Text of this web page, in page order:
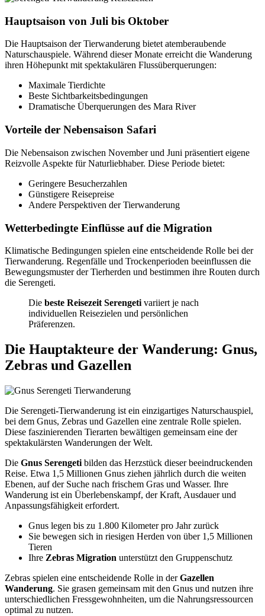
Hauptsaison von Juli bis Oktober
Die Hauptsaison der Tierwanderung bietet atemberaubende
Naturschauspiele. Während dieser Monate erreicht die Wanderung
ihren Höhepunkt mit spektakulären Flussüberquerungen:
Maximale Tierdichte
Beste Sichtbarkeitsbedingungen
Dramatische Überquerungen des Mara River
Vorteile der Nebensaison Safari
Die Nebensaison zwischen November und Juni präsentiert eigene
Reizvolle Aspekte für Naturliebhaber. Diese Periode bietet:
Geringere Besucherzahlen
Günstigere Reisepreise
Andere Perspektiven der Tierwanderung
Wetterbedingte Einflüsse auf die Migration
Klimatische Bedingungen spielen eine entscheidende Rolle bei der
Tierwanderung. Regenfälle und Trockenperioden beeinflussen die
Bewegungsmuster der Tierherden und bestimmen ihre Routen durch
die Serengeti.
Die beste Reisezeit Serengeti variiert je nach
individuellen Reisezielen und persönlichen
Präferenzen.
Die Hauptakteure der Wanderung: Gnus,
Zebras und Gazellen
Die Serengeti-Tierwanderung ist ein einzigartiges Naturschauspiel,
bei dem Gnus, Zebras und Gazellen eine zentrale Rolle spielen.
Diese faszinierenden Tierarten bewältigen gemeinsam eine der
spektakulärsten Wanderungen der Welt.
Die Gnus Serengeti bilden das Herzstück dieser beeindruckenden
Reise. Etwa 1,5 Millionen Gnus ziehen jährlich durch die weiten
Ebenen, auf der Suche nach frischem Gras und Wasser. Ihre
Wanderung ist ein Überlebenskampf, der Kraft, Ausdauer und
Anpassungsfähigkeit erfordert.
Gnus legen bis zu 1.800 Kilometer pro Jahr zurück
Sie bewegen sich in riesigen Herden von über 1,5 Millionen
Tieren
Ihre Zebras Migration unterstützt den Gruppenschutz
Zebras spielen eine entscheidende Rolle in derGazellen
Wanderung. Sie grasen gemeinsam mit den Gnus und nutzen ihre
unterschiedlichen Fressgewohnheiten, um die Nahrungsressourcen
optimal zu nutzen.